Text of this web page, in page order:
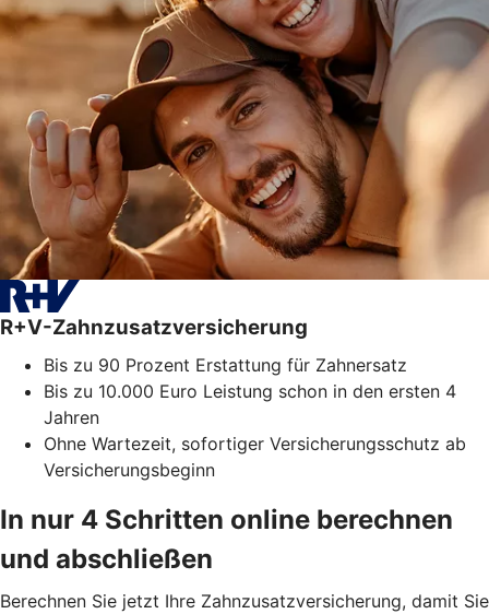
R+V-Zahnzusatzversicherung
Bis zu 90 Prozent Erstattung für Zahnersatz
Bis zu 10.000 Euro Leistung schon in den ersten 4
Jahren
Ohne Wartezeit, sofortiger Versicherungsschutz ab
Versicherungsbeginn
In nur 4 Schritten online berechnen
und abschließen
Berechnen Sie jetzt Ihre Zahnzusatzversicherung, damit Sie